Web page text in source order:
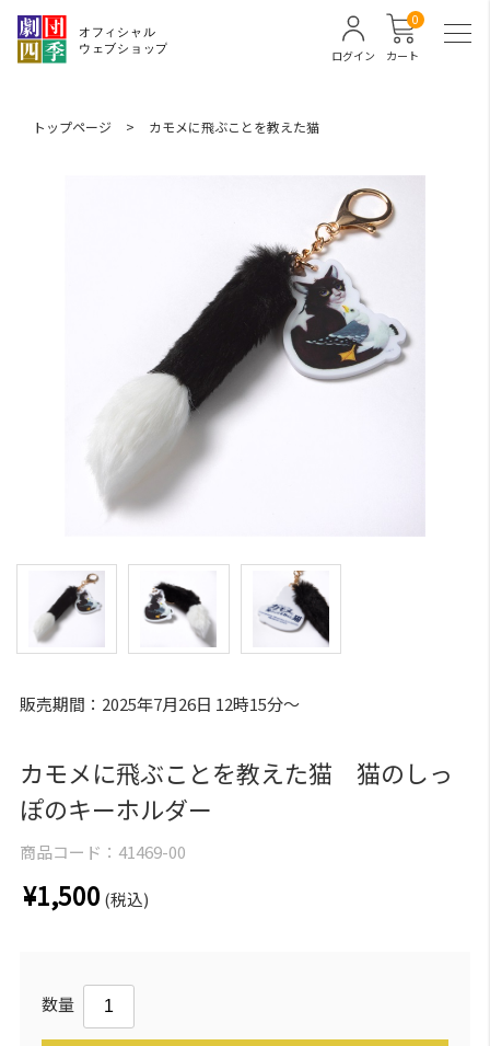
カート
0
ログイン
トップページ > カモメに飛ぶことを教えた猫
販売期間：2025年7月26日 12時15分～
カモメに飛ぶことを教えた猫 猫のしっ
ぽのキーホルダー
商品コード： 41469-00
¥1,500 (税込)
数量